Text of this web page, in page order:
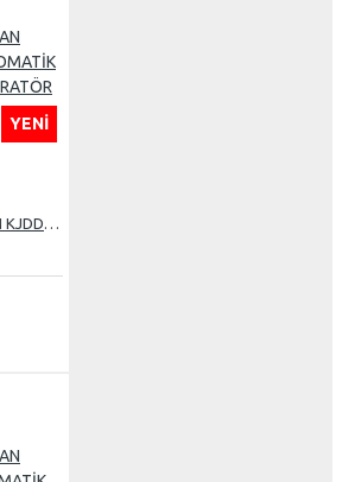
YENI
KJ POWER DOOSAN KJDD 1000 KVA OTOMATİK KABİNLİ DİZEL JENERATÖR